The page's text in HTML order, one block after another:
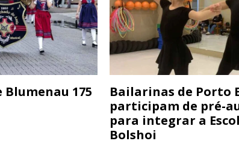
175
Bailarinas de Porto
participam de pré-
para integrar a
Bolshoi